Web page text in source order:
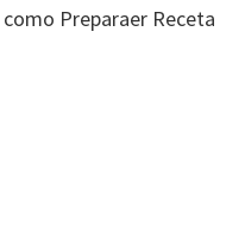
Preparaer Receta